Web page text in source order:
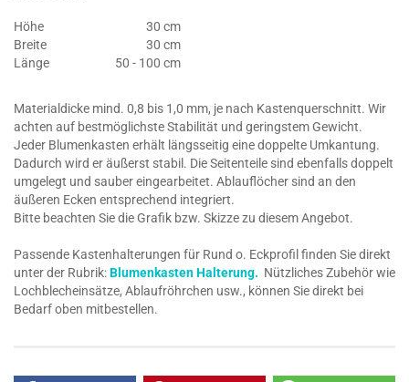
Höhe
30 cm
Breite
30 cm
Länge
50 - 100 cm
Materialdicke mind. 0,8 bis 1,0 mm, je nach Kastenquerschnitt. Wir
achten auf bestmöglichste Stabilität und geringstem Gewicht.
Jeder Blumenkasten erhält längsseitig eine doppelte Umkantung.
Dadurch wird er äußerst stabil. Die Seitenteile sind ebenfalls doppelt
umgelegt und sauber eingearbeitet. Ablauflöcher sind an den
äußeren Ecken entsprechend integriert.
Bitte beachten Sie die Grafik bzw. Skizze zu diesem Angebot.
Passende Kastenhalterungen für Rund o. Eckprofil finden Sie direkt
unter der Rubrik:Blumenkasten Halterung. Nützliches Zubehör wie
Lochblecheinsätze, Ablaufröhrchen usw., können Sie direkt bei
Bedarf oben mitbestellen.